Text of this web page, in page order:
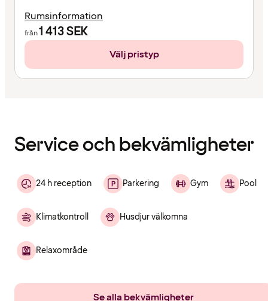
Rumsinformation
från1 413SEK
Välj pristyp
Service och bekvämligheter
24 h reception Parkering Gym Pool
Klimatkontroll Husdjur välkomna
Relaxområde
Se alla bekvämligheter